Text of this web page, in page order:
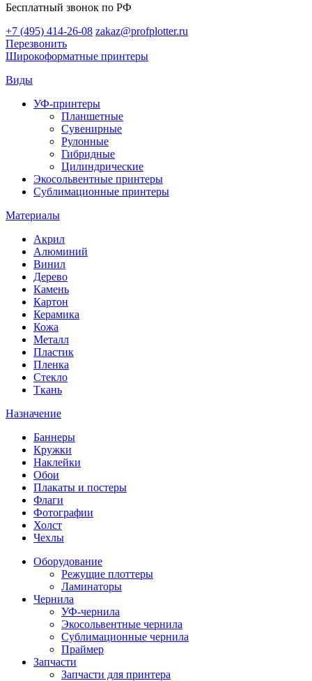
Бесплатный звонок по РФ
+7 (495) 414-26-08 zakaz@profplotter.ru
Перезвонить
Широкоформатные принтеры
Виды
УФ-принтеры
Планшетные
Сувенирные
Рулонные
Гибридные
Цилиндрические
Экосольвентные принтеры
Сублимационные принтеры
Материалы
Акрил
Алюминий
Винил
Дерево
Камень
Картон
Керамика
Кожа
Металл
Пластик
Пленка
Стекло
Ткань
Назначение
Баннеры
Кружки
Наклейки
Обои
Плакаты и постеры
Флаги
Фотографии
Холст
Чехлы
Оборудование
Режущие плоттеры
Ламинаторы
Чернила
УФ-чернила
Экосольвентные чернила
Сублимационные чернила
Праймер
Запчасти
Запчасти для принтера